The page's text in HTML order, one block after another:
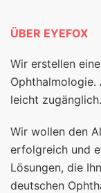
ÜBER EYEFOX
Wir erstellen
leicht zugänglich.
Wir wollen den
erfolgreich und
Lösungen, die
deutschen